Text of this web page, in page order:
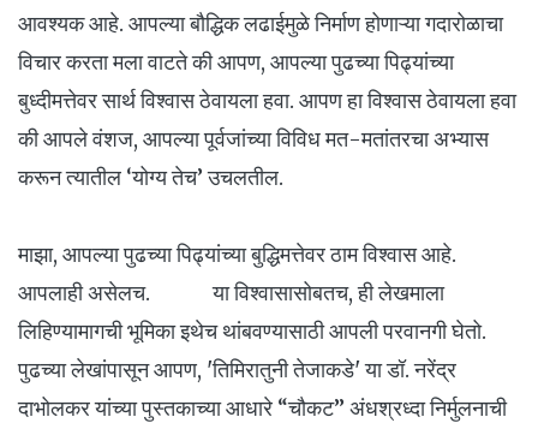
आवश्यक आहे. आपल्या बौद्धिक लढाईमुळे निर्माण होणाऱ्या गदारोळाचा
विचार करता मला वाटते की आपण, आपल्या पुढच्या पिढ्यांच्या
बुध्दीमत्तेवर सार्थ विश्वास ठेवायला हवा. आपण हा विश्वास ठेवायला हवा
की आपले वंशज, आपल्या पूर्वजांच्या विविध मत-मतांतरचा अभ्यास
करून त्यातील ‘योग्य तेच’ उचलतील.
माझा, आपल्या पुढच्या पिढ्यांच्या बुद्धिमत्तेवर ठाम विश्वास आहे.
आपलाही असेलच. या विश्वासासोबतच, ही लेखमाला
लिहिण्यामागची भूमिका इथेच थांबवण्यासाठी आपली परवानगी घेतो.
पुढच्या लेखांपासून आपण, 'तिमिरातुनी तेजाकडे' या डॉ. नरेंद्र
दाभोलकर यांच्या पुस्तकाच्या आधारे “चौकट” अंधश्रध्दा निर्मुलनाची